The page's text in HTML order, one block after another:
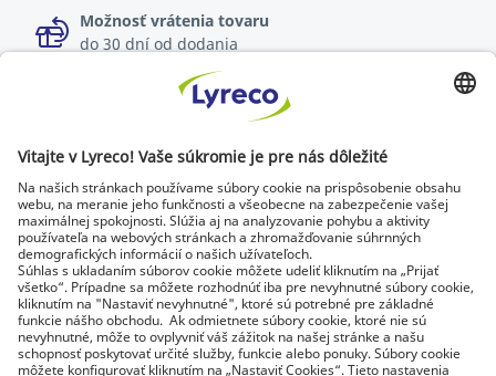
Možnosť vrátenia tovaru
do 30 dní od dodania
Špecialista na každé pracovisko
Najnovšie správy a rady od odborníkov
Objavte Lyreco riešenia pre ekologickejšie pracoviská
© Lyreco 2026 | Dodávame výhradne firmám a
podnikateľom. Všetky ceny sú uvedené bez DPH. Právo
spotrebiteľa na odstúpenie od zmluvy sa neuplatňuje.